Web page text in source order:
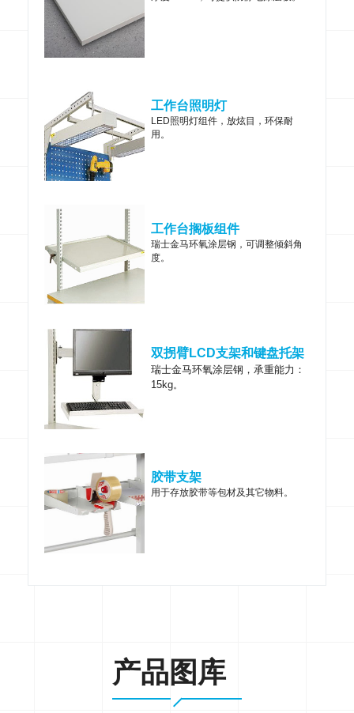
工作台照明灯
LED照明灯组件，放炫目，环保耐
用。
工作台搁板组件
瑞士金马环氧涂层钢，可调整倾斜角
度。
双拐臂LCD支架和键盘托架
瑞士金马环氧涂层钢， 承重能力：
15kg。
胶带支架
用于存放胶带等包材及其它物料。
产品图库